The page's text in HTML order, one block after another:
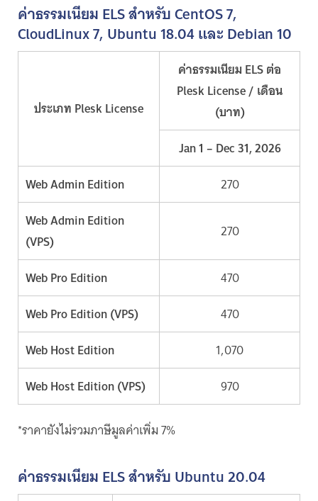
ค่าธรรมเนียม ELS สำหรับ CentOS 7,
CloudLinux 7, Ubuntu 18.04 และ Debian 10
ประเภท Plesk License
ค่าธรรมเนียม ELS ต่อ
Plesk License / เดือน
(บาท)
Jan 1 – Dec 31, 2026
Web Admin Edition
270
Web Admin Edition
(VPS)
270
Web Pro Edition
470
Web Pro Edition (VPS)
470
Web Host Edition
1,070
Web Host Edition (VPS)
970
*ราคายังไม่รวมภาษีมูลค่าเพิ่ม 7%
ค่าธรรมเนียม ELS สำหรับ Ubuntu 20.04